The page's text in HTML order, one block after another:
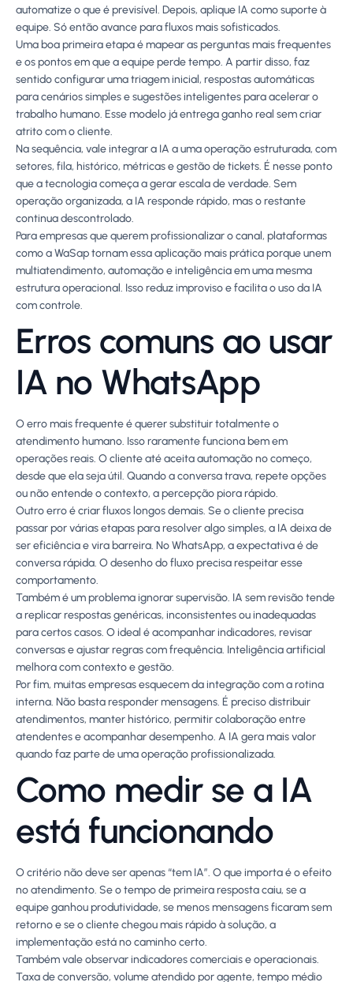
automatize o que é previsível. Depois, aplique IA como suporte à
equipe. Só então avance para fluxos mais sofisticados.
Uma boa primeira etapa é mapear as perguntas mais frequentes
e os pontos em que a equipe perde tempo. A partir disso, faz
sentido configurar uma triagem inicial, respostas automáticas
para cenários simples e sugestões inteligentes para acelerar o
trabalho humano. Esse modelo já entrega ganho real sem criar
atrito com o cliente.
Na sequência, vale integrar a IA a uma operação estruturada, com
setores, fila, histórico, métricas e gestão de tickets. É nesse ponto
que a tecnologia começa a gerar escala de verdade. Sem
operação organizada, a IA responde rápido, mas o restante
continua descontrolado.
Para empresas que querem profissionalizar o canal, plataformas
como a WaSap tornam essa aplicação mais prática porque unem
multiatendimento, automação e inteligência em uma mesma
estrutura operacional. Isso reduz improviso e facilita o uso da IA
com controle.
Erros comuns ao usar
IA no WhatsApp
O erro mais frequente é querer substituir totalmente o
atendimento humano. Isso raramente funciona bem em
operações reais. O cliente até aceita automação no começo,
desde que ela seja útil. Quando a conversa trava, repete opções
ou não entende o contexto, a percepção piora rápido.
Outro erro é criar fluxos longos demais. Se o cliente precisa
passar por várias etapas para resolver algo simples, a IA deixa de
ser eficiência e vira barreira. No WhatsApp, a expectativa é de
conversa rápida. O desenho do fluxo precisa respeitar esse
comportamento.
Também é um problema ignorar supervisão. IA sem revisão tende
a replicar respostas genéricas, inconsistentes ou inadequadas
para certos casos. O ideal é acompanhar indicadores, revisar
conversas e ajustar regras com frequência. Inteligência artificial
melhora com contexto e gestão.
Por fim, muitas empresas esquecem da integração com a rotina
interna. Não basta responder mensagens. É preciso distribuir
atendimentos, manter histórico, permitir colaboração entre
atendentes e acompanhar desempenho. A IA gera mais valor
quando faz parte de uma operação profissionalizada.
Como medir se a IA
está funcionando
O critério não deve ser apenas “tem IA”. O que importa é o efeito
no atendimento. Se o tempo de primeira resposta caiu, se a
equipe ganhou produtividade, se menos mensagens ficaram sem
retorno e se o cliente chegou mais rápido à solução, a
implementação está no caminho certo.
Também vale observar indicadores comerciais e operacionais.
Taxa de conversão, volume atendido por agente, tempo médio